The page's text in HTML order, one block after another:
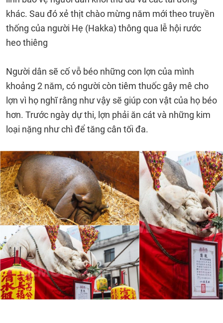
khác. Sau đó xẻ thịt chào mừng năm mới theo truyền
thống của người Hẹ (Hakka) thông qua lễ hội rước
heo thiêng
Người dân sẽ cố vỗ béo những con lợn của mình
khoảng 2 năm, có người còn tiêm thuốc gây mê cho
lợn vì họ nghĩ rằng như vậy sẽ giúp con vật của họ béo
hơn. Trước ngày dự thi, lợn phải ăn cát và những kim
loại nặng như chì để tăng cân tối đa.